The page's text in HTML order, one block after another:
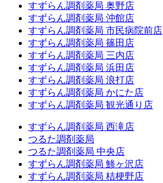
すずらん調剤薬局 奥野店
すずらん調剤薬局 沖館店
すずらん調剤薬局 市民病院前店
すずらん調剤薬局 篠田店
すずらん調剤薬局 三内店
すずらん調剤薬局 浜田店
すずらん調剤薬局 浪打店
すずらん調剤薬局 かにた店
すずらん調剤薬局 観光通り店
すずらん調剤薬局 西滝店
つるた調剤薬局
つるた調剤薬局 中央店
すずらん調剤薬局 鯵ヶ沢店
すずらん調剤薬局 桔梗野店